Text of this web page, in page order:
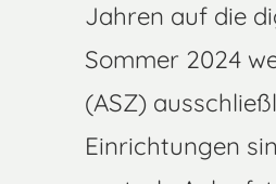
Jahren auf die
Sommer 2024
(ASZ)
Einrichtungen